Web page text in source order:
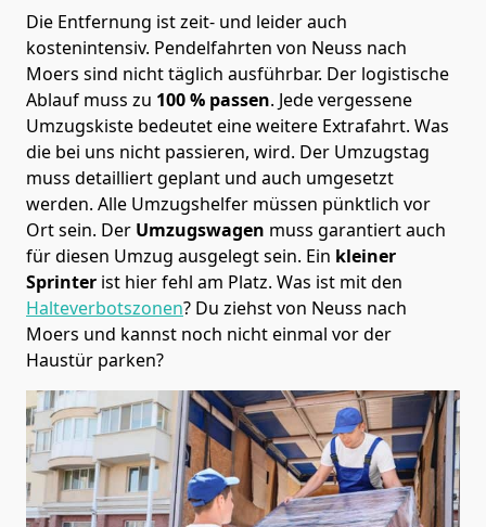
Die Entfernung ist zeit- und leider auch
kostenintensiv. Pendelfahrten von Neuss nach
Moers sind nicht täglich ausführbar. Der logistische
Ablauf muss zu 100 % passen. Jede vergessene
Umzugskiste bedeutet eine weitere Extrafahrt. Was
die bei uns nicht passieren, wird. Der Umzugstag
muss detailliert geplant und auch umgesetzt
werden. Alle Umzugshelfer müssen pünktlich vor
Ort sein. Der Umzugswagen muss garantiert auch
für diesen Umzug ausgelegt sein. Ein kleiner
Sprinter ist hier fehl am Platz. Was ist mit den
Halteverbotszonen? Du ziehst von Neuss nach
Moers und kannst noch nicht einmal vor der
Haustür parken?